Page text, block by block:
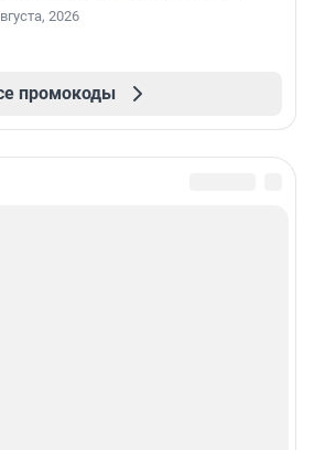
2026
промокоды